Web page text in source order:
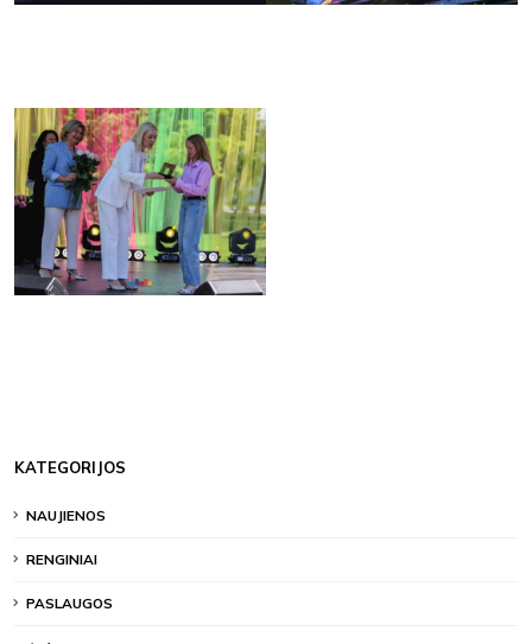
KATEGORIJOS
NAUJIENOS
RENGINIAI
PASLAUGOS